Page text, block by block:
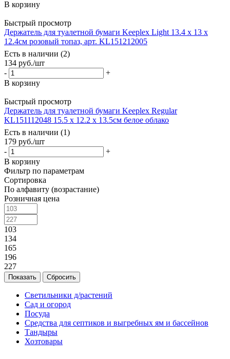
В корзину
Быстрый просмотр
Держатель для туалетной бумаги Keeplex Light 13.4 х 13 х
12.4см розовый топаз, арт. KL151212005
Есть в наличии (2)
134 руб./шт
-
+
В корзину
Быстрый просмотр
Держатель для туалетной бумаги Keeplex Regular
KL151112048 15.5 х 12.2 х 13.5см белое облако
Есть в наличии (1)
179 руб./шт
-
+
В корзину
Фильтр по параметрам
Сортировка
По алфавиту (возрастание)
Розничная цена
103
134
165
196
227
Сбросить
Светильники д/растений
Сад и огород
Посуда
Средства для септиков и выгребных ям и бассейнов
Тандыры
Хозтовары